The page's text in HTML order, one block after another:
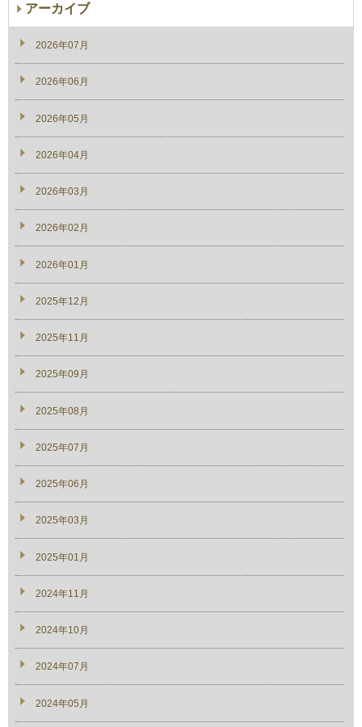
アーカイブ
2026年07月
2026年06月
2026年05月
2026年04月
2026年03月
2026年02月
2026年01月
2025年12月
2025年11月
2025年09月
2025年08月
2025年07月
2025年06月
2025年03月
2025年01月
2024年11月
2024年10月
2024年07月
2024年05月